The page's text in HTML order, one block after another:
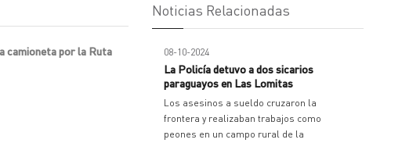
camioneta por la Ruta
Noticias Relacionadas
08-10-2024
La Policía detuvo a dos sicarios
paraguayos en Las Lomitas
Los asesinos a sueldo cruzaron la
frontera y realizaban trabajos como
peones en un campo rural de la